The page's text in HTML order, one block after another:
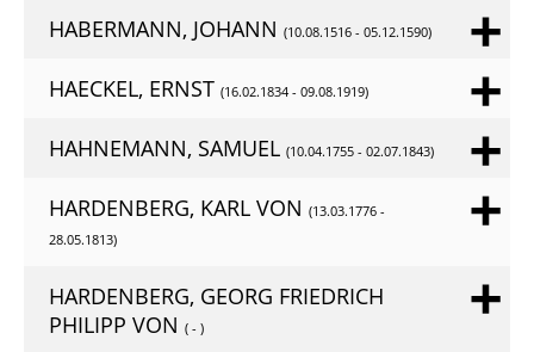
HABERMANN, JOHANN (10.08.1516 - 05.12.1590)
HAECKEL, ERNST (16.02.1834 - 09.08.1919)
HAHNEMANN, SAMUEL (10.04.1755 - 02.07.1843)
HARDENBERG, KARL VON (13.03.1776 -
28.05.1813)
HARDENBERG, GEORG FRIEDRICH
PHILIPP VON ( - )